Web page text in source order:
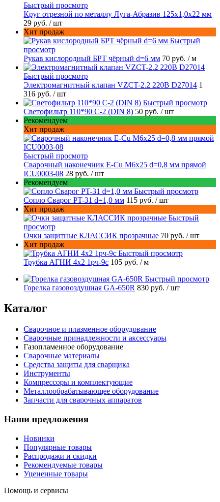
Быстрый просмотр
Круг отрезной по металлу Луга-Абразив 125x1,0x22 мм
29 руб. / шт
Хит продаж
Быстрый
просмотр
Рукав кислородный БРТ чёрный d=6 мм 70 руб. / м
Быстрый просмотр
Электромагнитный клапан VZCT-2.2 220В D27014 1
316 руб. / шт
Быстрый просмотр
Светофильтр 110*90 С-2 (DIN 8) 50 руб. / шт
Рекомендуем
Хит продаж
Быстрый просмотр
Сварочный наконечник E-Cu M6x25 d=0,8 мм прямой
ICU0003-08 28 руб. / шт
Рекомендуем
Быстрый просмотр
Сопло Сварог PT-31 d=1,0 мм 115 руб. / шт
Хит продаж
Быстрый
просмотр
Очки защитные КЛАССИК прозрачные 70 руб. / шт
Хит продаж
Быстрый просмотр
Трубка АГНИ 4х2 1рч-9с 105 руб. / м
Быстрый просмотр
Горелка газовоздушная GA-650R 830 руб. / шт
Каталог
Сварочное и плазменное оборудование
Сварочные принадлежности и аксессуары
Газопламенное оборудование
Сварочные материалы
Средства защиты для сварщика
Инструменты
Компрессоры и комплектующие
Металлообрабатывающее оборудование
Запчасти для сварочных аппаратов
Наши предложения
Новинки
Популярные товары
Распродажи и скидки
Рекомендуемые товары
Уцененные товары
Помощь и сервисы